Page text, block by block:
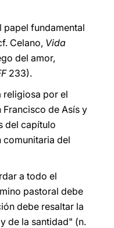
papel fundamental
Celano, Vida
del amor,
233).
religiosa por el
de Asís y
del capítulo
comunitaria del
a todo el
pastoral debe
debe resaltar la
de la santidad" (n.